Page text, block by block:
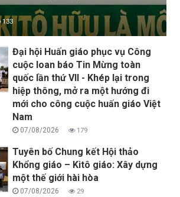
133
Đại hội Huấn giáo phục vụ Công
cuộc loan báo Tin Mừng toàn
quốc lần thứ VII - Khép lại trong
hiệp thông, mở ra một hướng đi
mới cho công cuộc huấn giáo Việt
Nam
07/08/2026 179
Tuyên bố Chung kết Hội thảo
Khổng giáo – Kitô giáo: Xây dựng
một thế giới hài hòa
07/08/2026 29